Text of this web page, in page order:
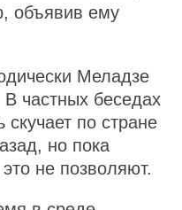
объявив ему
Меладзе
частных беседах
скучает по стране
но пока
не позволяют.